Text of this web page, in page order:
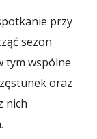
przy
sezon
tym wspólne
oraz
nich